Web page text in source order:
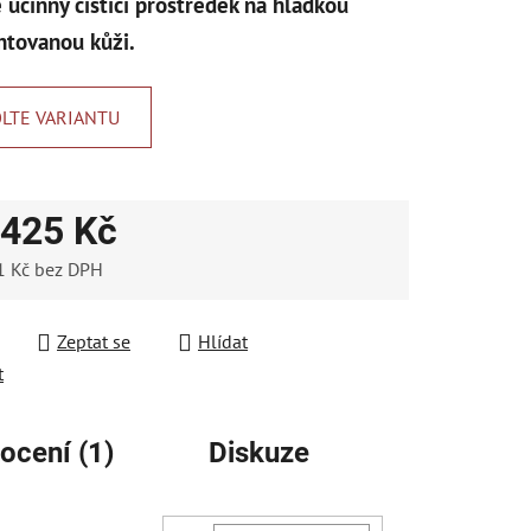
kůži.
VARIANTU
425 Kč
Kč bez DPH
Zeptat se
Hlídat
(1) Diskuze